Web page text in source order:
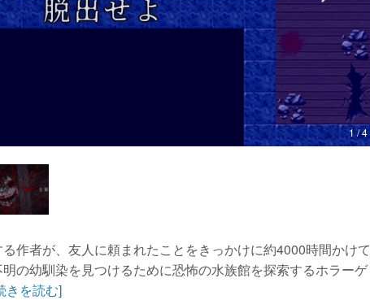
1 / 4
作者が、友人に頼まれたことをきっかけに約4000時間かけて
の幼馴染を見つけるために恐怖の水族館を探索するホラーゲ
きを読む]